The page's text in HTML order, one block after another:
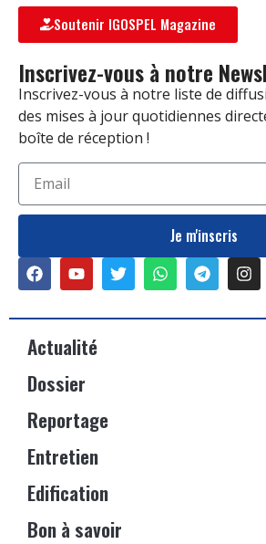
Soutenir IGOSPEL Magazine
Inscrivez-vous à notre
Inscrivez-vous à notre liste de
des mises à jour quotidiennes
boîte de réception !
Je m'inscris
Actualité
Dossier
Reportage
Entretien
Edification
Bon à savoir